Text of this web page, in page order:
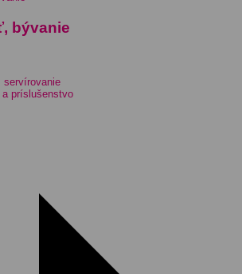
bývanie
servírovanie
príslušenstvo